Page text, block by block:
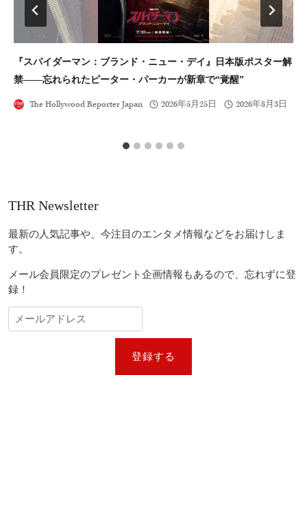
『スパイダーマン：ブランド・ニュー・デイ』日本版ポスター解
禁――忘れられたピーター・パーカーが新章で“覚醒”
The Hollywood Reporter Japan 2026年5月25日 2026年8月3日
THR Newsletter
最新の人気記事や、今注目のエンタメ情報などをお届けしま
す。
メール会員限定のプレゼント企画情報もあるので、忘れずに登
録！
登録する